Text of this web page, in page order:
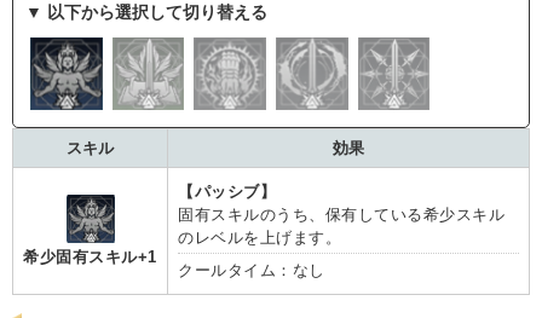
▼ 以下から選択して切り替える
スキル 効果
希少固有スキル+1
【パッシブ】
固有スキルのうち、保有している希少スキル
のレベルを上げます。
クールタイム：なし